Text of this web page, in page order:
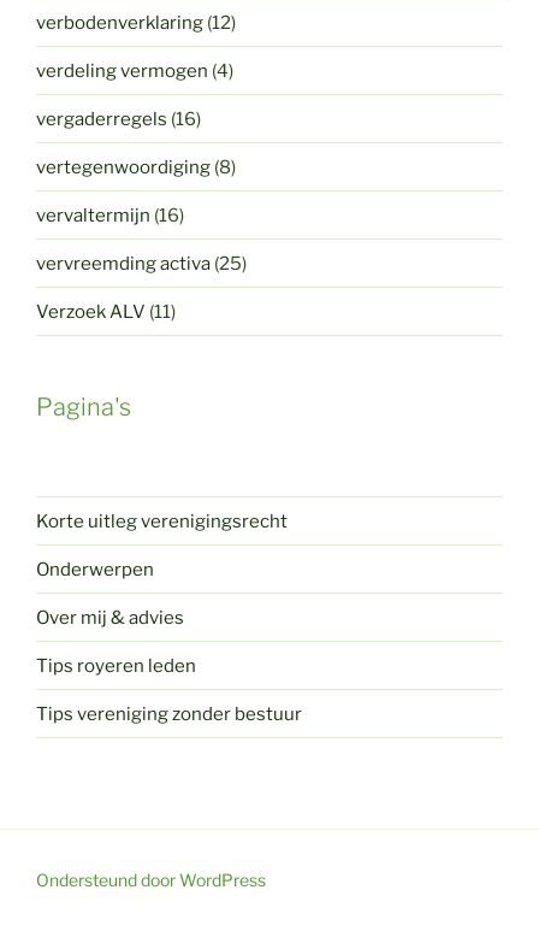
verbodenverklaring (12)
verdeling vermogen (4)
vergaderregels (16)
vertegenwoordiging (8)
vervaltermijn (16)
vervreemding activa (25)
Verzoek ALV (11)
Pagina's
Korte uitleg verenigingsrecht
Onderwerpen
Over mij & advies
Tips royeren leden
Tips vereniging zonder bestuur
Ondersteund door WordPress